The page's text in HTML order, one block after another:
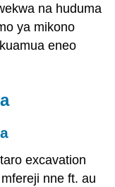
na huduma
ya mikono
eneo
excavation
nne ft. au